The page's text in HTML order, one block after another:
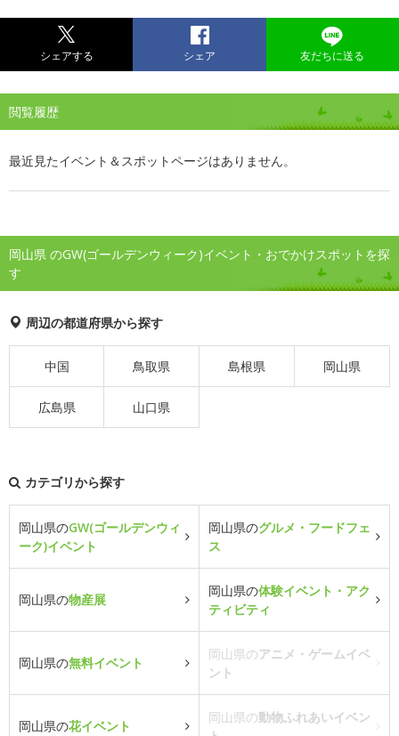
シェアする シェア 友だちに送る
閲覧履歴
最近見たイベント＆スポットページはありません。
岡山県 のGW(ゴールデンウィーク)イベント・おでかけスポットを探
す
周辺の都道府県から探す
中国 鳥取県 島根県 岡山県
広島県 山口県
カテゴリから探す
岡山県のGW(ゴールデンウィ
ーク)イベント
岡山県のグルメ・フードフェ
ス
岡山県の物産展
岡山県の体験イベント・アク
ティビティ
岡山県の無料イベント
岡山県のアニメ・ゲームイベ
ント
岡山県の花イベント
岡山県の動物ふれあいイベン